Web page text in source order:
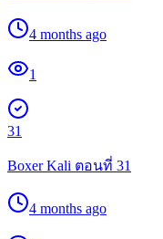
4 months ago
1
31
Boxer Kali ตอนที่ 31
4 months ago